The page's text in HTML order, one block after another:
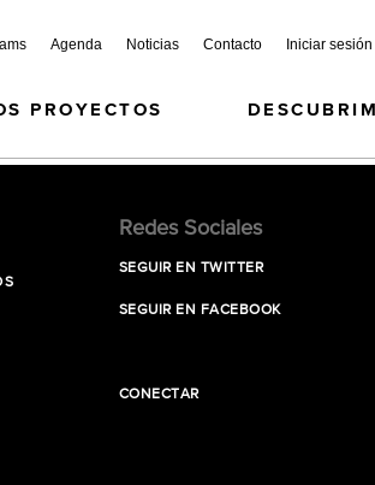
Agenda Noticias Contacto Iniciar sesión
PROYECTOS
Redes Sociales
SEGUIR EN TWITTER
SEGUIR EN FACEBOOK
CONECTAR